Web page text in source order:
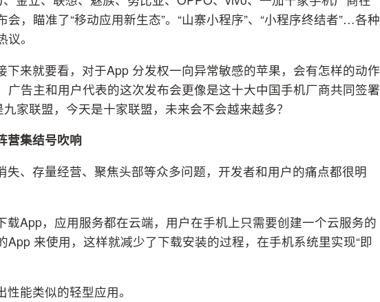
，瞄准了“移动应用新生态”。“山寨小程序”、“小程序终结者”…各种
。
下来就要看，对于App 分发权一向异常敏感的苹果，会有怎样的动作
广告主和用户代表的这次发布会更像是这十大中国手机厂商共同签署
家联盟，今天是十家联盟，未来会不会越来越多？
营集结号吹响
失、存量经营、聚焦头部等众多问题，开发者和用户的痛点都很明
载App，应用服务都在云端，用户在手机上只需要创建一个云服务的
App 来使用，这样就减少了下载安装的过程，在手机系统里实现“即
能类似的轻型应用。